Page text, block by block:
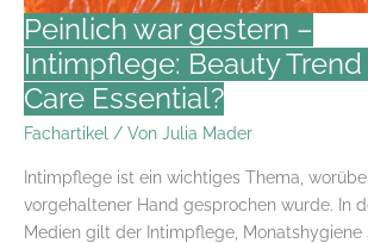
ich
tun?
Peinlich war gestern –
Intimpflege: Beauty
Care Essential?
Fachartikel / Von Julia Mader
Intimpflege ist ein wichtiges Thema,
vorgehaltener Hand gesprochen wurde. In
Medien gilt der Intimpflege, Monatshygiene